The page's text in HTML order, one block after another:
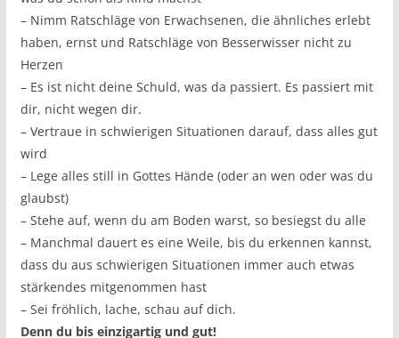
– Nimm Ratschläge von Erwachsenen, die ähnliches erlebt
haben, ernst und Ratschläge von Besserwisser nicht zu
Herzen
– Es ist nicht deine Schuld, was da passiert. Es passiert mit
dir, nicht wegen dir.
– Vertraue in schwierigen Situationen darauf, dass alles gut
wird
– Lege alles still in Gottes Hände (oder an wen oder was du
glaubst)
– Stehe auf, wenn du am Boden warst, so besiegst du alle
– Manchmal dauert es eine Weile, bis du erkennen kannst,
dass du aus schwierigen Situationen immer auch etwas
stärkendes mitgenommen hast
– Sei fröhlich, lache, schau auf dich.
Denn du bis einzigartig und gut!